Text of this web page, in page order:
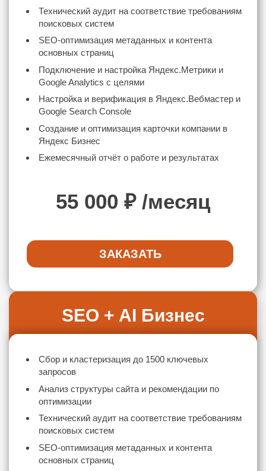
Технический аудит на соответствие требованиям
поисковых систем
SEO-оптимизация метаданных и контента
основных страниц
Подключение и настройка Яндекс.Метрики и
Google Analytics с целями
Настройка и верификация в Яндекс.Вебмастер и
Google Search Console
Создание и оптимизация карточки компании в
Яндекс Бизнес
Ежемесячный отчёт о работе и результатах
55 000 ₽ /месяц
ЗАКАЗАТЬ
SEO + AI Бизнес
Сбор и кластеризация до 1500 ключевых
запросов
Анализ структуры сайта и рекомендации по
оптимизации
Технический аудит на соответствие требованиям
поисковых систем
SEO-оптимизация метаданных и контента
основных страниц